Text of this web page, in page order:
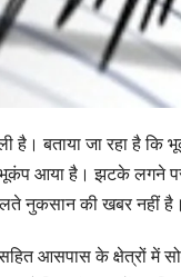
है। बताया जा रहा है
भूकंप आया है। झटके लगने
नुकसान की खबर नहीं
सहित आसपास के क्षेत्रों